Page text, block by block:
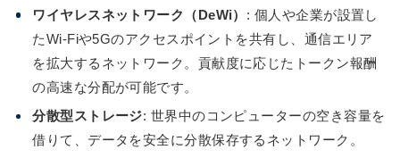
ワイヤレスネットワーク（DeWi） : 個人や企業が設置し
たWi-Fiや5Gのアクセスポイントを共有し、通信エリア
を拡大するネットワーク。貢献度に応じたトークン報酬
の高速な分配が可能です。
分散型ストレージ: 世界中のコンピューターの空き容量を
借りて、データを安全に分散保存するネットワーク。